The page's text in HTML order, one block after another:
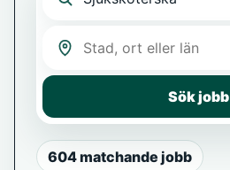
Sök jobb
604 matchande jobb